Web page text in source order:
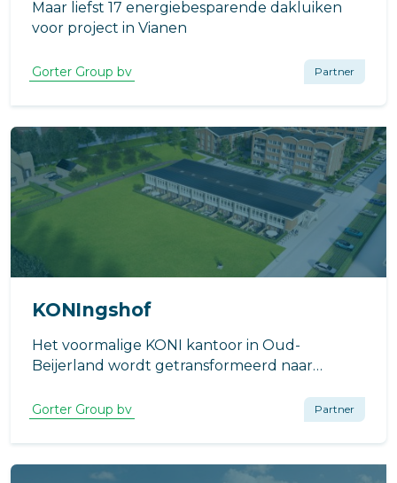
Maar liefst 17 energiebesparende dakluiken
voor project in Vianen
Gorter Group bv Partner
KONIngshof
Het voormalige KONI kantoor in Oud-
Beijerland wordt getransformeerd naar
Gorter Group bv Partner